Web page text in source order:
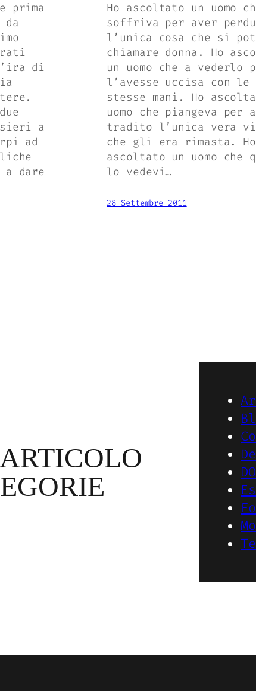
prima
di
a
ad
dare
Ho ascoltato un uomo
soffriva per aver
l’unica cosa che si
chiamare donna. Ho
un uomo che a vederlo
l’avesse uccisa con le
stesse mani. Ho
uomo che piangeva per
tradito l’unica vera
che gli era rimasta. Ho
ascoltato un uomo che
lo vedevi…
28 Settembre 2011